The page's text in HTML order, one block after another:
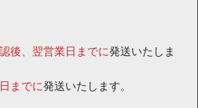
後、翌営業日までに発送いたしま
までに発送いたします。